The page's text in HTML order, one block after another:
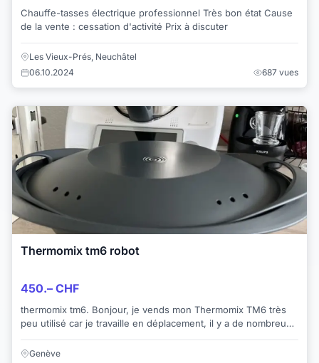
Chauffe-tasses électrique professionnel Très bon état Cause
de la vente : cessation d'activité Prix à discuter
Les Vieux-Prés, Neuchâtel
06.10.2024
687 vues
Thermomix tm6 robot
450.– CHF
thermomix tm6. Bonjour, je vends mon Thermomix TM6 très
peu utilisé car je travaille en déplacement, il y a de nombreux
accessoires d’origine, notamm...
Genève